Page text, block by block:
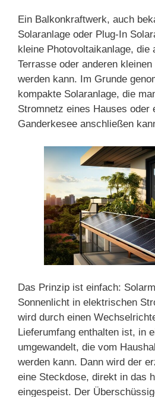
Ein Balkonkraftwerk, auch
Solaranlage oder Plug-In
kleine Photovoltaikanlage, die
Terrasse oder anderen
werden kann. Im Grunde
kompakte Solaranlage, die
Stromnetz eines Hauses oder
Ganderkesee anschließen
Das Prinzip ist einfach:
Sonnenlicht in elektrischen
wird durch einen
Lieferumfang enthalten ist, in
umgewandelt, die vom
werden kann. Dann wird der
eine Steckdose, direkt in das
eingespeist. Der